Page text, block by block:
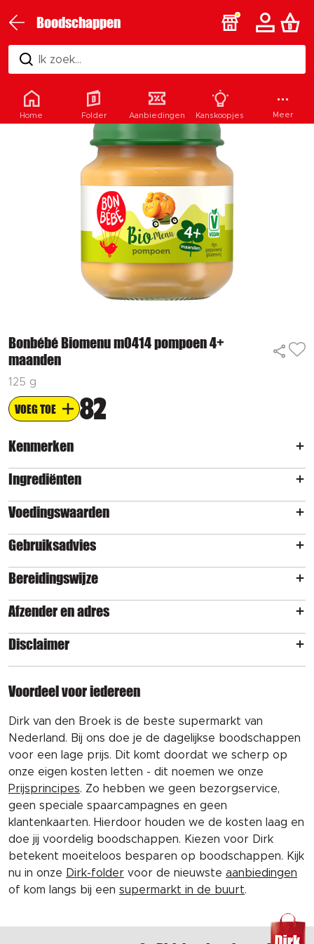
Boodschappen
Ik zoek...
Bonbébé Biomenu m0414 pompoen 4+
maanden
125 g
VOEG TOE 82
Kenmerken
Ingrediënten
Voedingswaarden
Gebruiksadvies
Bereidingswijze
Afzender en adres
Disclaimer
Voordeel voor iedereen
Dirk van den Broek is de beste supermarkt van
Nederland. Bij ons doe je de dagelijkse boodschappen
voor een lage prijs. Dit komt doordat we scherp op
onze eigen kosten letten - dit noemen we onze
Prijsprincipes. Zo hebben we geen bezorgservice,
geen speciale spaarcampagnes en geen
klantenkaarten. Hierdoor houden we de kosten laag en
doe jij voordelig boodschappen. Kiezen voor Dirk
betekent moeiteloos besparen op boodschappen. Kijk
nu in onze Dirk-folder voor de nieuwste aanbiedingen
of kom langs bij een supermarkt in de buurt.
Home Folder Aanbiedingen Kanskoopjes Meer